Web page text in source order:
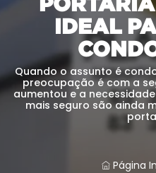
IDEAL
Quando o assunto é
preocupação é com a
aumentou e a
mais seguro são ainda
Página